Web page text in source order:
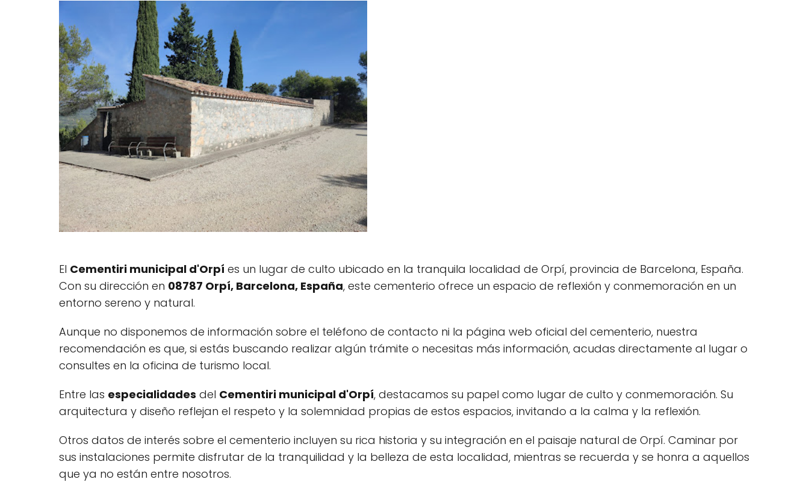
El Cementiri municipal d'Orpí es un lugar de culto ubicado en la tranquila localidad de Orpí, provincia de Barcelona, España.
Con su dirección en 08787 Orpí, Barcelona, España, este cementerio ofrece un espacio de reflexión y conmemoración en un
entorno sereno y natural.
Aunque no disponemos de información sobre el teléfono de contacto ni la página web oficial del cementerio, nuestra
recomendación es que, si estás buscando realizar algún trámite o necesitas más información, acudas directamente al lugar o
consultes en la oficina de turismo local.
Entre las especialidades del Cementiri municipal d'Orpí, destacamos su papel como lugar de culto y conmemoración. Su
arquitectura y diseño reflejan el respeto y la solemnidad propias de estos espacios, invitando a la calma y la reflexión.
Otros datos de interés sobre el cementerio incluyen su rica historia y su integración en el paisaje natural de Orpí. Caminar por
sus instalaciones permite disfrutar de la tranquilidad y la belleza de esta localidad, mientras se recuerda y se honra a aquellos
que ya no están entre nosotros.